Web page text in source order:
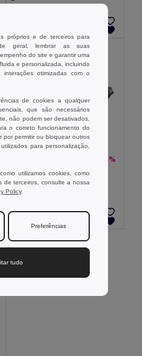
-43%
Bolsa de cintura em 300D
próprios e de terceiros para
geral, lembrar as suas
do site e garantir uma
e personalizada, incluindo
interações otimizadas com o
de cookies a qualquer
que são necessários
não podem ser desativados,
o correto funcionamento do
permitir ou bloquear outros
para personalização,
utilizamos cookies, como
de terceiros, consulte a nossa
Policy.
Preferências
tudo